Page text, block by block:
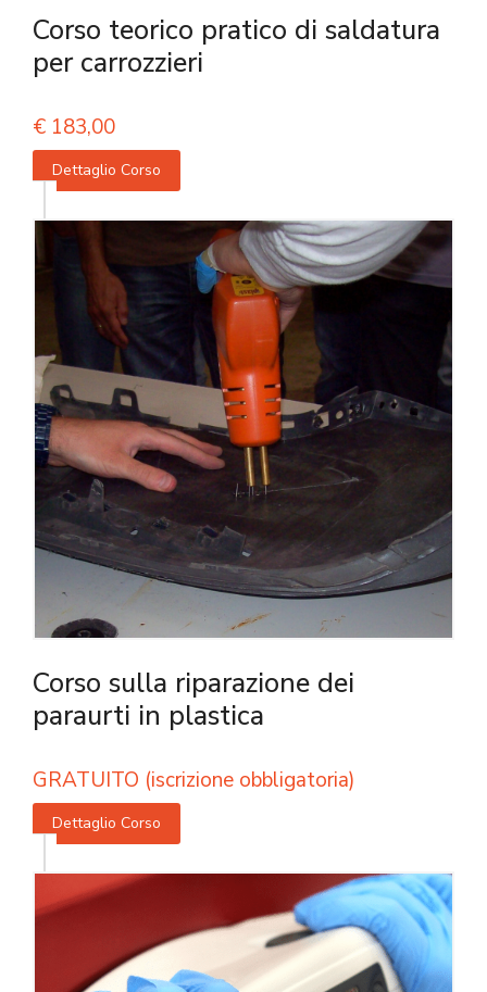
Corso teorico pratico di saldatura
per carrozzieri
€ 183,00
Dettaglio Corso
Corso sulla riparazione dei
paraurti in plastica
GRATUITO (iscrizione obbligatoria)
Dettaglio Corso